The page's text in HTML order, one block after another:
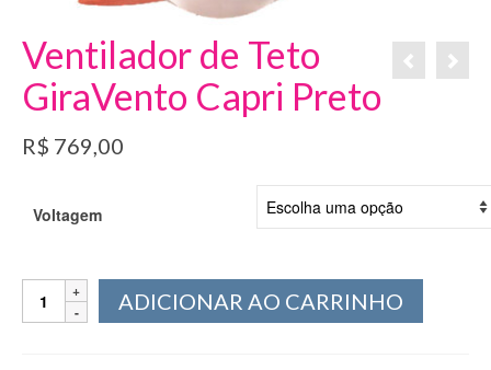
Ventilador de Teto
GiraVento Capri Preto
R$ 769,00
Voltagem
Ventilador
ADICIONAR AO CARRINHO